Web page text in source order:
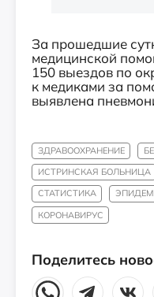
За прошедшие
медицинской
150 выездов по
к медиками за
выявлена
ЗДРАВООХРАНЕНИЕ
ИСТРИНСКАЯ БОЛЬНИЦА
СТАТИСТИКА
КОРОНАВИРУС
Поделитесь